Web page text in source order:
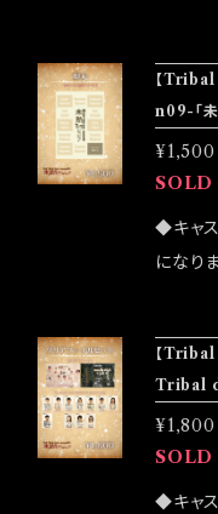
かった
大人になりたか
大人た
きている大
22(木)-25(日)
3 (金
トになります 【前売】
【当日
【会場
川2-26-
市線「二子
る。 ある日、12番街の仲間たちは10名様旅行券
をゲッ
する事
謎の人
浪・羨
出かけ
するか
れない
ル。 あなたはどの人のノベルを読みますか。 【公
演】
(木
【
n09-「未
¥1,500
◆キャ
になり
も販売
す ◆確
ライン
発送は
なります
【Tribal
Tribal
¥1,800
◆キャ